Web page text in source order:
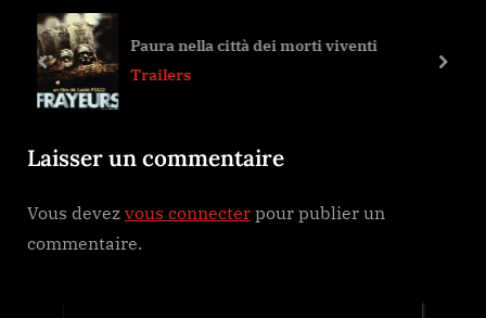
o
u
s
o
t
:
Curse of Chucky
prev next
Laisser un commentaire
Vous devez vous connecter pour publier un
commentaire.